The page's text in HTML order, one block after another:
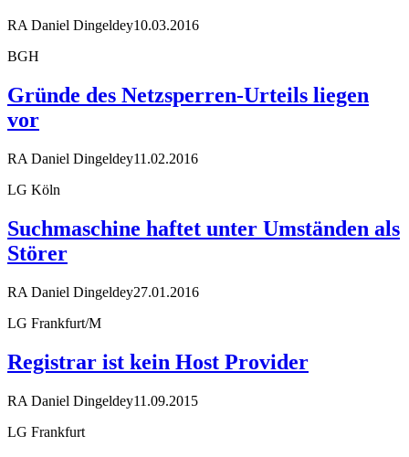
RA Daniel Dingeldey10.03.2016
BGH
Gründe des Netzsperren-Urteils liegen
vor
RA Daniel Dingeldey11.02.2016
LG Köln
Suchmaschine haftet unter Umständen als
Störer
RA Daniel Dingeldey27.01.2016
LG Frankfurt/M
Registrar ist kein Host Provider
RA Daniel Dingeldey11.09.2015
LG Frankfurt